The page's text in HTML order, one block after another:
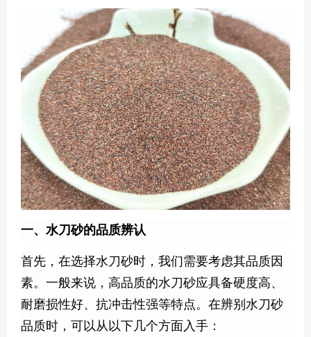
一、水刀砂的品质辨认
首先，在选择水刀砂时，我们需要考虑其品质因
素。一般来说，高品质的水刀砂应具备硬度高、
耐磨损性好、抗冲击性强等特点。在辨别水刀砂
品质时，可以从以下几个方面入手：